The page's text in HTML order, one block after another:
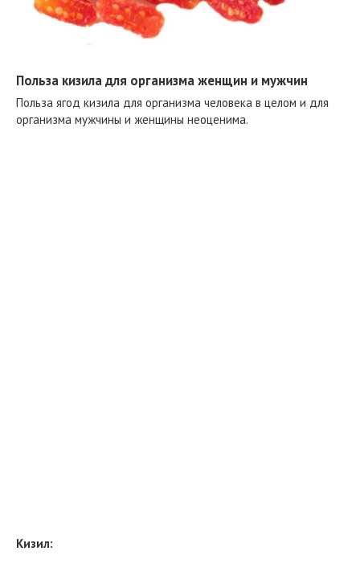
Польза кизила для организма женщин и мужчин
Польза ягод кизила для организма человека в целом и для
организма мужчины и женщины неоценима.
Кизил: